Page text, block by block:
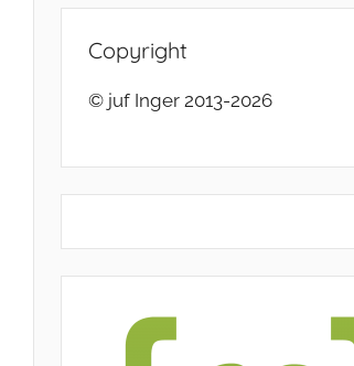
Copyright
© juf Inger 2013-2026